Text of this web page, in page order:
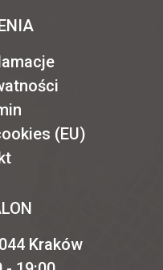
(EU)
Kraków